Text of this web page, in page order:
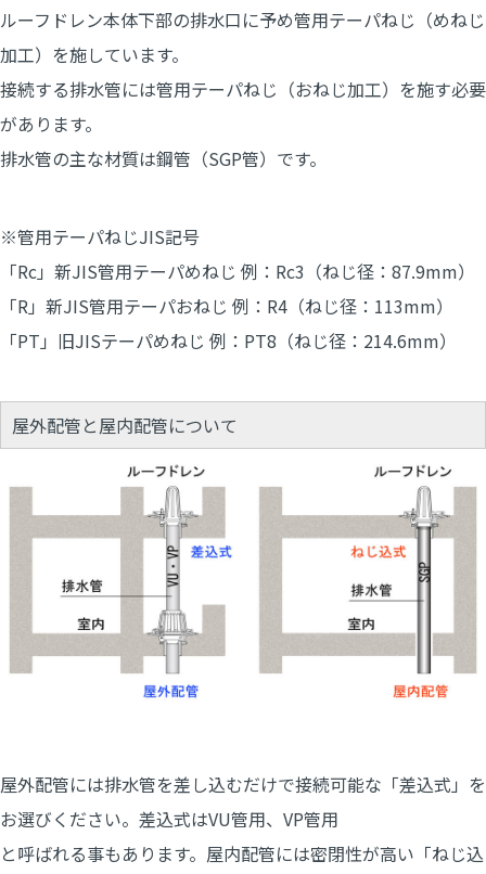
ルーフドレン本体下部の排水口に予め管用テーパねじ（めねじ
加工）を施しています。
接続する排水管には管用テーパねじ（おねじ加工）を施す必要
があります。
排水管の主な材質は鋼管（SGP管）です。
※管用テーパねじJIS記号
「Rc」新JIS管用テーパめねじ 例：Rc3（ねじ径：87.9mm）
「R」新JIS管用テーパおねじ 例：R4（ねじ径：113mm）
「PT」旧JISテーパめねじ 例：PT8（ねじ径：214.6mm）
屋外配管と屋内配管について
屋外配管には排水管を差し込むだけで接続可能な「差込式」を
お選びください。差込式はVU管用、VP管用
と呼ばれる事もあります。屋内配管には密閉性が高い「ねじ込